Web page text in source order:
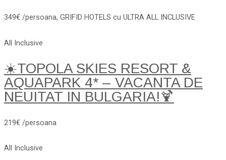
349€ /persoana, GRIFID HOTELS cu ULTRA ALL INCLUSIVE
All Inclusive
☀️TOPOLA SKIES RESORT &
AQUAPARK 4* – VACANTA DE
NEUITAT IN BULGARIA!🍹
219€ /persoana
All Inclusive